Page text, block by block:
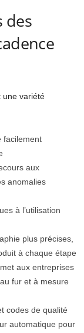
des
une variété
facilement
aux
anomalies
à l’utilisation
plus précises,
à chaque étape
aux entreprises
fur et à mesure
codes de qualité
automatique pour